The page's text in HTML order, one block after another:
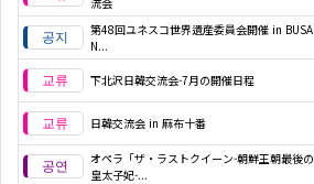
第48回ユネスコ世界遺産委員会開催 in BUSA
N...
下北沢日韓交流会-7月の開催日程
日韓交流会 in 麻布十番
オペラ「ザ・ラストクイーン-朝鮮王朝最後の
皇太子妃-...